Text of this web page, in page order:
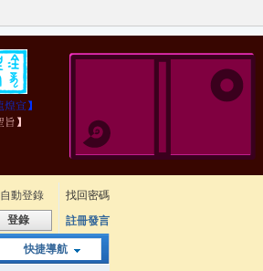
自動登錄
找回密碼
登錄 註冊發言
快捷導航